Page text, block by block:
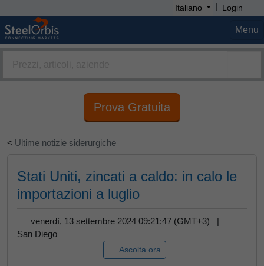
Italiano | Login
Menu
Prova Gratuita
< Ultime notizie siderurgiche
Stati Uniti, zincati a caldo: in calo le
importazioni a luglio
venerdì, 13 settembre 2024 09:21:47 (GMT+3) |
San Diego
Ascolta ora